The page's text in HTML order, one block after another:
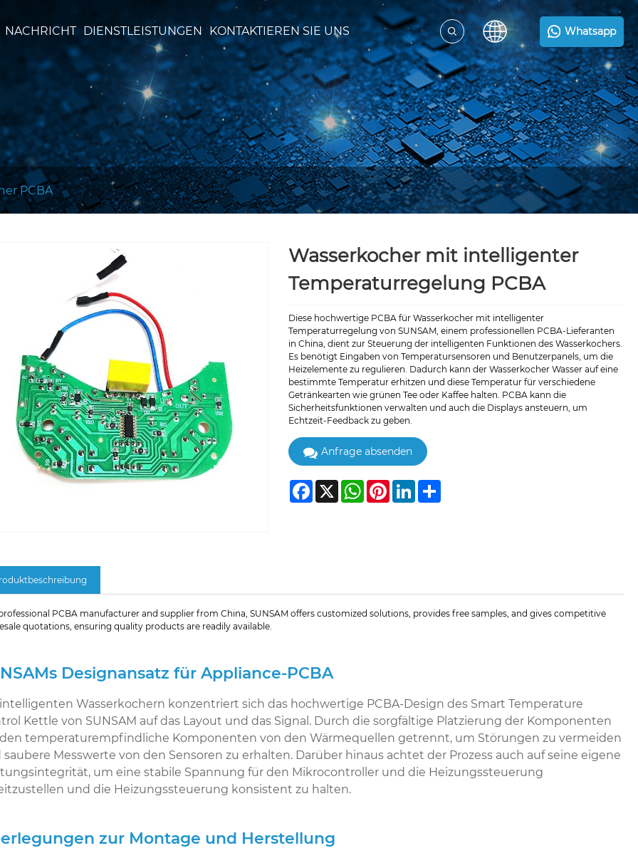
NACHRICHT DIENSTLEISTUNGEN KONTAKTIEREN SIE UNS Whatsapp
PCBA
Wasserkocher mit intelligenter
Temperaturregelung PCBA
Diese hochwertige PCBA für Wasserkocher mit intelligenter
Temperaturregelung von SUNSAM, einem professionellen PCBA-Lieferanten
in China, dient zur Steuerung der intelligenten Funktionen des Wasserkochers.
Es benötigt Eingaben von Temperatursensoren und Benutzerpanels, um die
Heizelemente zu regulieren. Dadurch kann der Wasserkocher Wasser auf eine
bestimmte Temperatur erhitzen und diese Temperatur für verschiedene
Getränkearten wie grünen Tee oder Kaffee halten. PCBA kann die
Sicherheitsfunktionen verwalten und auch die Displays ansteuern, um
Echtzeit-Feedback zu geben.
Anfrage absenden
Facebook
X WhatsAppPinterestLinkedInShare
PCBA manufacturer and supplier from China, SUNSAM offers customized solutions, provides free samples, and gives competitive
quotations, ensuring quality products are readily available.
Designansatz für Appliance-PCBA
Wasserkochern konzentriert sich das hochwertige PCBA-Design des Smart Temperature
Kettle von SUNSAM auf das Layout und das Signal. Durch die sorgfältige Platzierung der Komponenten
temperaturempfindliche Komponenten von den Wärmequellen getrennt, um Störungen zu vermeiden
saubere Messwerte von den Sensoren zu erhalten. Darüber hinaus achtet der Prozess auch auf seine eigene
um eine stabile Spannung für den Mikrocontroller und die Heizungssteuerung
und die Heizungssteuerung konsistent zu halten.
zur Montage und Herstellung